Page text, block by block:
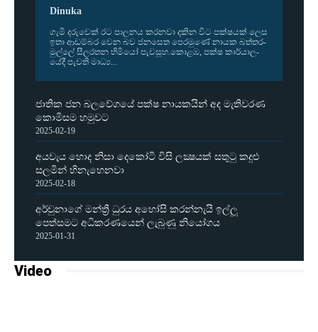
Dinuka
ගැමි දරු­වෙක් රට පාල­නය කර­නවා දකින විට පක්ෂ­යක් ලෙස
ඉතා ආඩ­ම්බර වෙන බව ජන­සෙත පෙර­මුණේ නායක බත්ත­ර­
මුල්ලේ සීල­ර­තන හිමියෝ පැව­සූහ.කොළඹ, පක්ෂ කාර්යා­ල­
යේදී පැවති මාධ්‍ය...
ජාතික ජන බලවේගයේ පක්ෂ නායකයින් අද මැතිවරණ
කොමිසම හමුවට
2025-02-19
අයවැය හොද නිසා දෙකෝටි විසි ලක්‍ෂයක් සතුටු කදුළු
සලමින් හිනැහෙනවා
2025-02-18
අර්චුනාගේ මන්ත්‍රී ධුරය අහෝසි කරන්නැයි ඉල්ලූ
පෙත්සමට අධිකරණයෙන් ලැබුණු නියෝගය
2025-01-31
Video